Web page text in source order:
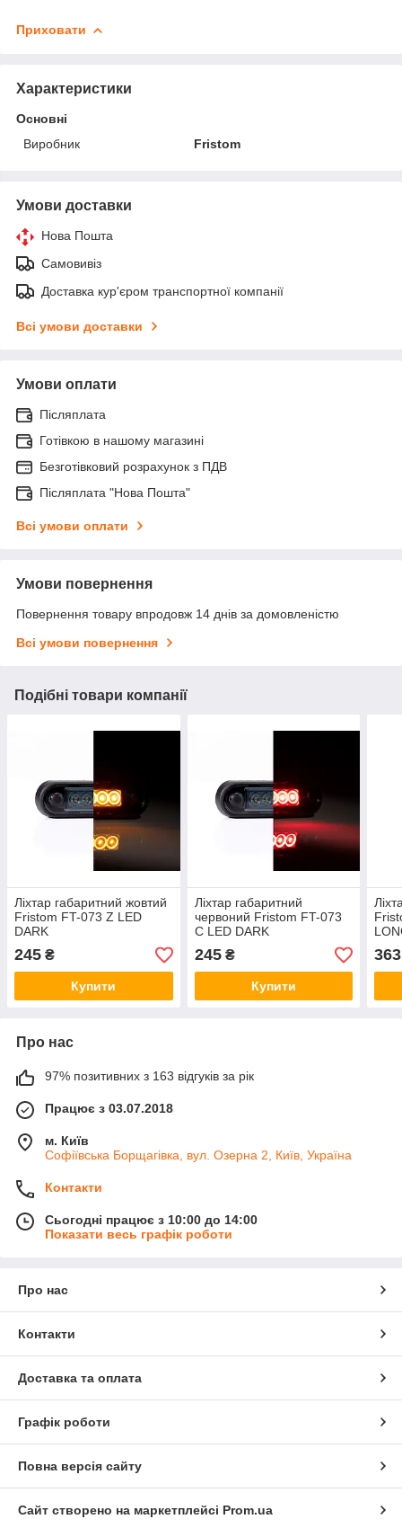
Приховати
Характеристики
Основні
Виробник
Fristom
Умови доставки
Нова Пошта
Самовивіз
Доставка кур'єром транспортної компанії
Всі умови доставки
Умови оплати
Післяплата
Готівкою в нашому магазині
Безготівковий розрахунок з ПДВ
Післяплата "Нова Пошта"
Всі умови оплати
Умови повернення
Повернення товару впродовж 14 днів за домовленістю
Всі умови повернення
Подібні товари компанії
Ліхтар габаритний жовтий
Fristom FT-073 Z LED
DARK
245 ₴
Купити
Ліхтар габаритний
червоний Fristom FT-073
C LED DARK
245₴
Купити
363
Про нас
97% позитивних з 163 відгуків за рік
Працює з 03.07.2018
м. Київ
Софіївська Борщагівка, вул. Озерна 2, Київ, Україна
Контакти
Сьогодні працює з 10:00 до 14:00
Показати весь графік роботи
Про нас
Контакти
Доставка та оплата
Графік роботи
Повна версія сайту
Сайт створено на маркетплейсі Prom.ua